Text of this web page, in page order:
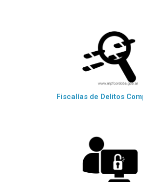
Fiscalías de Delitos